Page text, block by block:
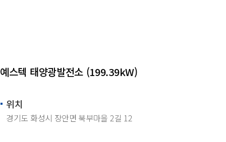
예스텍 태양광발전소 (199.39kW)
위치
경기도 화성시 장안면 북부마을 2길 12